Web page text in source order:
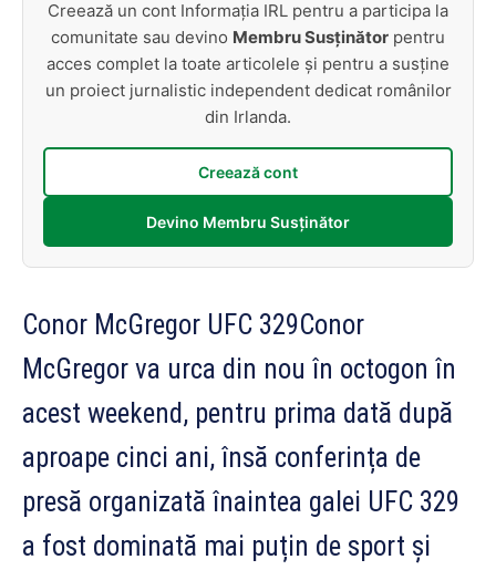
Creează un cont Informația IRL pentru a participa la
comunitate sau devino Membru Susținător pentru
acces complet la toate articolele și pentru a susține
un proiect jurnalistic independent dedicat românilor
din Irlanda.
Creează cont
Devino Membru Susținător
Conor McGregor UFC 329Conor
McGregor va urca din nou în octogon în
acest weekend, pentru prima dată după
aproape cinci ani, însă conferința de
presă organizată înaintea galei UFC 329
a fost dominată mai puțin de sport și